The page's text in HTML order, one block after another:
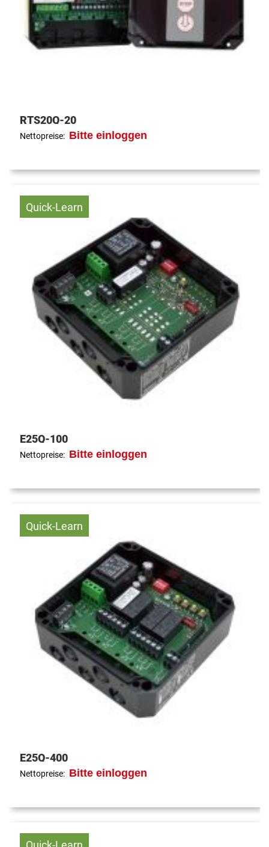
RTS20Q-20
Nettopreise: Bitte einloggen
Quick-Learn
E25Q-100
Nettopreise: Bitte einloggen
Quick-Learn
E25Q-400
Nettopreise: Bitte einloggen